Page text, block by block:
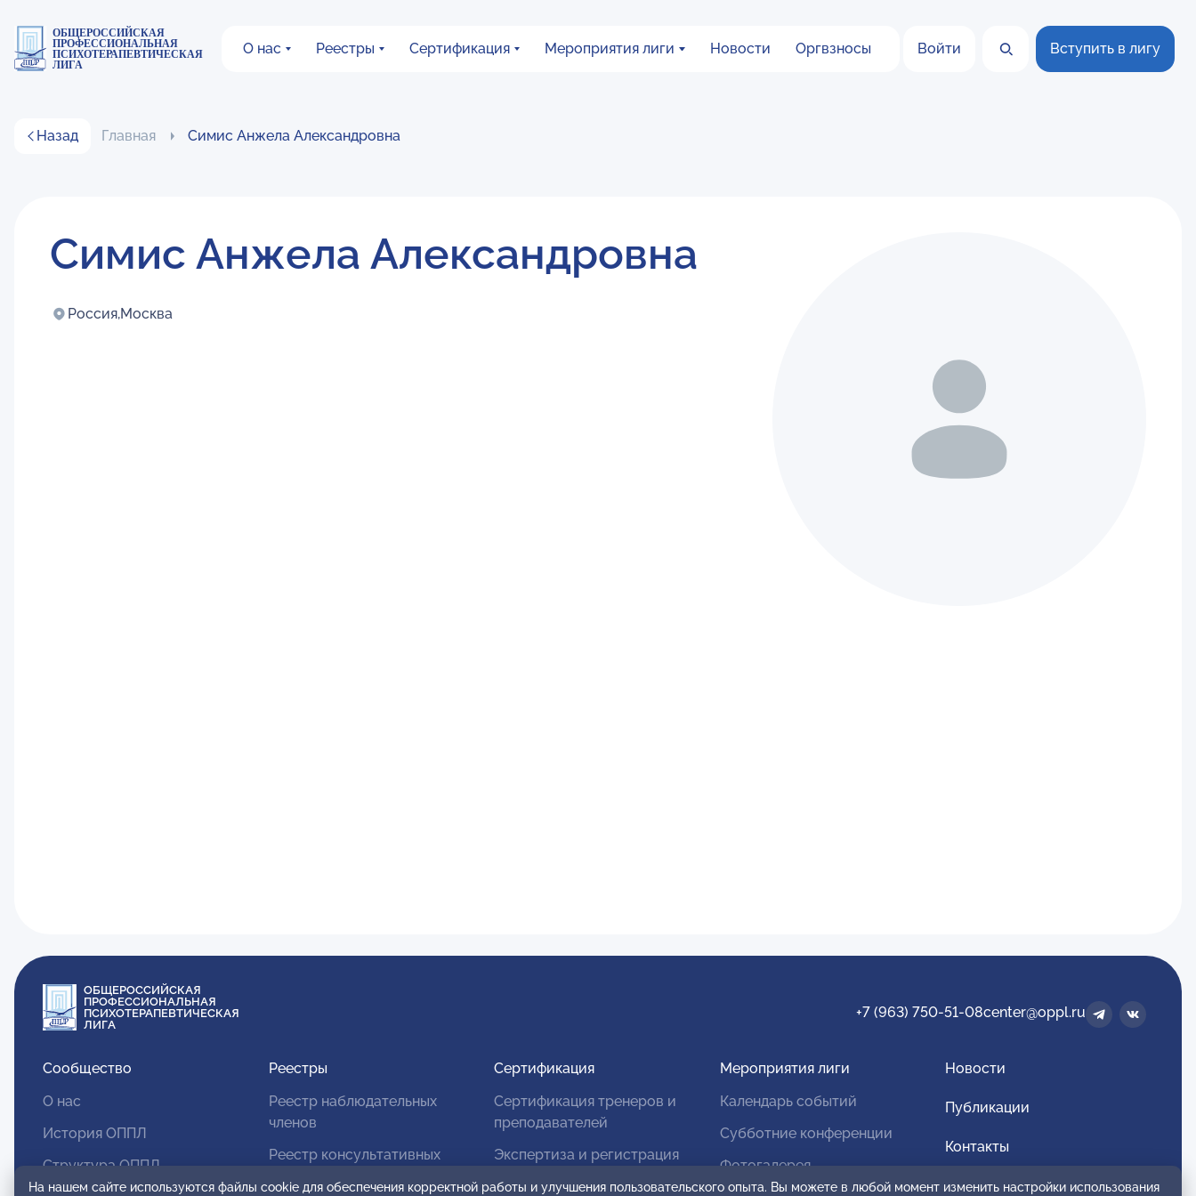
ОБЩЕРОССИЙСКАЯ
ПРОФЕССИОНАЛЬНАЯ
ПСИХОТЕРАПЕВТИЧЕСКАЯ
ЛИГА
О нас Реестры Сертификация Мероприятия лиги Новости Оргвзносы Войти Вступить в лигу
Назад Главная Симис Анжела Александровна
Симис Анжела Александровна
Россия,Москва
ОБЩЕРОССИЙСКАЯ
ПРОФЕССИОНАЛЬНАЯ
ПСИХОТЕРАПЕВТИЧЕСКАЯ
ЛИГА
+7 (963) 750-51-08center@oppl.ru
Сообщество
О нас
История ОППЛ
Структура ОППЛ
Реестры
Реестр наблюдательных
членов
Реестр консультативных
Сертификация
Сертификация тренеров и
преподавателей
Экспертиза и регистрация
Мероприятия лиги
Календарь событий
Субботние конференции
Фотогалерея
Новости
Публикации
Контакты
Для спонсоров и партнеров
На нашем сайте используются файлы cookie для обеспечения корректной работы и улучшения пользовательского опыта. Вы можете в любой момент изменить настройки использования